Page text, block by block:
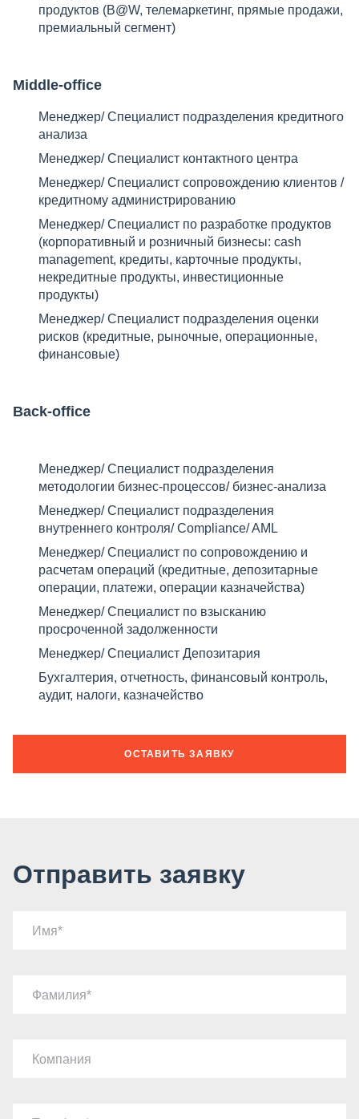
продуктов (B@W, телемаркетинг, прямые продажи,
премиальный сегмент)
Middle-office
Менеджер/ Специалист подразделения кредитного
анализа
Менеджер/ Специалист контактного центра
Менеджер/ Специалист сопровождению клиентов /
кредитному администрированию
Менеджер/ Специалист по разработке продуктов
(корпоративный и розничный бизнесы: cash
management, кредиты, карточные продукты,
некредитные продукты, инвестиционные
продукты)
Менеджер/ Специалист подразделения оценки
рисков (кредитные, рыночные, операционные,
финансовые)
Back-office
Менеджер/ Специалист подразделения
методологии бизнес-процессов/ бизнес-анализа
Менеджер/ Специалист подразделения
внутреннего контроля/ Compliance/ AML
Менеджер/ Специалист по сопровождению и
расчетам операций (кредитные, депозитарные
операции, платежи, операции казначейства)
Менеджер/ Специалист по взысканию
просроченной задолженности
Менеджер/ Специалист Депозитария
Бухгалтерия, отчетность, финансовый контроль,
аудит, налоги, казначейство
ОСТАВИТЬ ЗАЯВКУ
Отправить заявку
Имя
Фамилия
Компания